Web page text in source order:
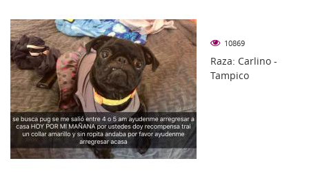
10869
Raza: Carlino -
Tampico